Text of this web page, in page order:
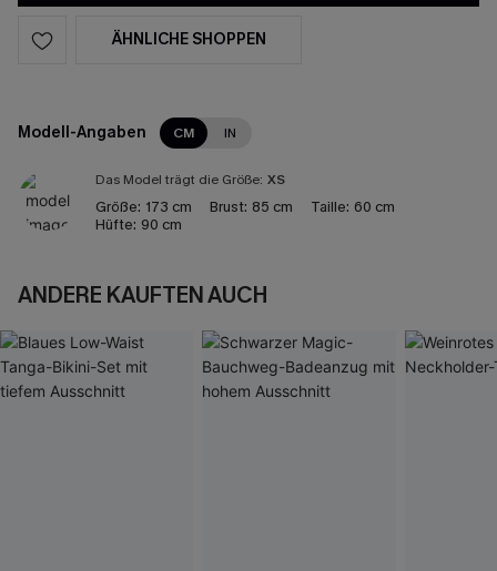
ÄHNLICHE SHOPPEN
Modell-Angaben CM IN
Das Model trägt die Größe: XS
Größe: 173 cm Brust: 85 cm Taille: 60 cm
Hüfte: 90 cm
ANDERE KAUFTEN AUCH